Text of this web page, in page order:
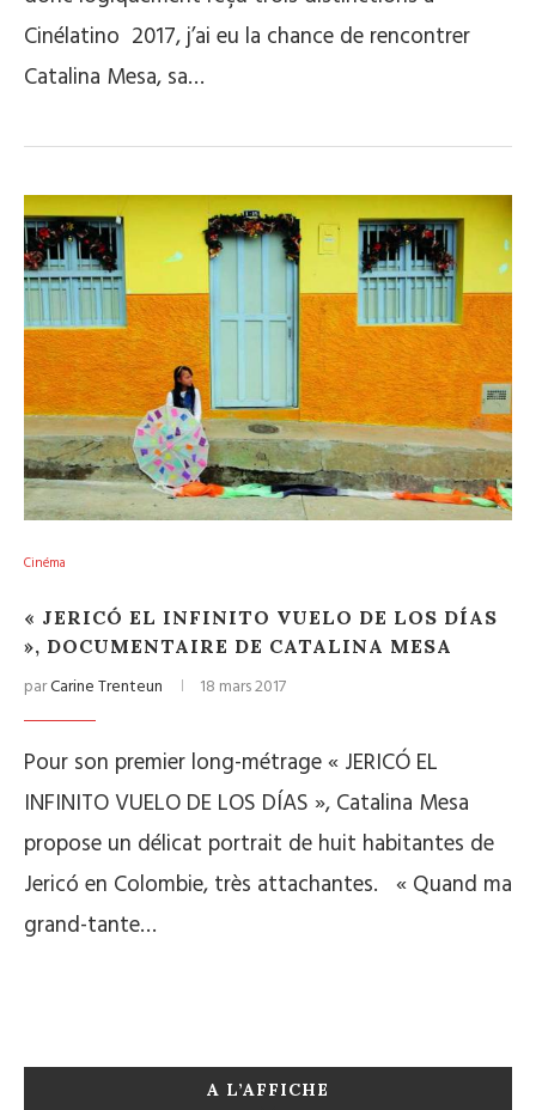
Cinélatino 2017, j’ai eu la chance de rencontrer
Catalina Mesa, sa…
Cinéma
« JERICÓ EL INFINITO VUELO DE LOS DÍAS
», DOCUMENTAIRE DE CATALINA MESA
parCarine Trenteun 18 mars 2017
Pour son premier long-métrage « JERICÓ EL
INFINITO VUELO DE LOS DÍAS », Catalina Mesa
propose un délicat portrait de huit habitantes de
Jericó en Colombie, très attachantes. « Quand ma
grand-tante…
A L’AFFICHE